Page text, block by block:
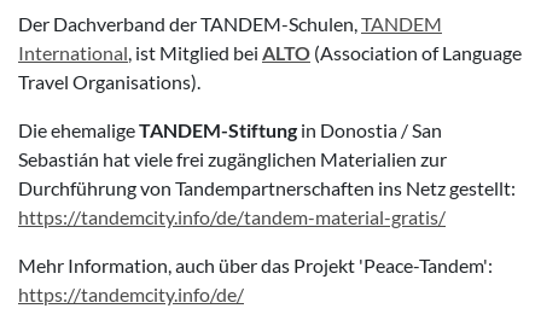
Der Dachverband der TANDEM-Schulen,TANDEM
International, ist Mitglied bei ALTO (Association of Language
Travel Organisations).
Die ehemaligeTANDEM-Stiftung in Donostia / San
Sebastián hat viele frei zugänglichen Materialien zur
Durchführung von Tandempartnerschaften ins Netz gestellt:
https://tandemcity.info/de/tandem-material-gratis/
Mehr Information, auch über das Projekt 'Peace-Tandem':
https://tandemcity.info/de/